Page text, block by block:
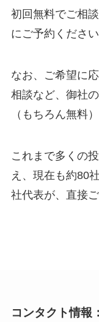
初回無料でご相
にご予約ください
なお、ご希望に
相談など、御社
（もちろん無料）
これまで多くの
え、現在も約80
社代表が、直接
コンタクト情報：